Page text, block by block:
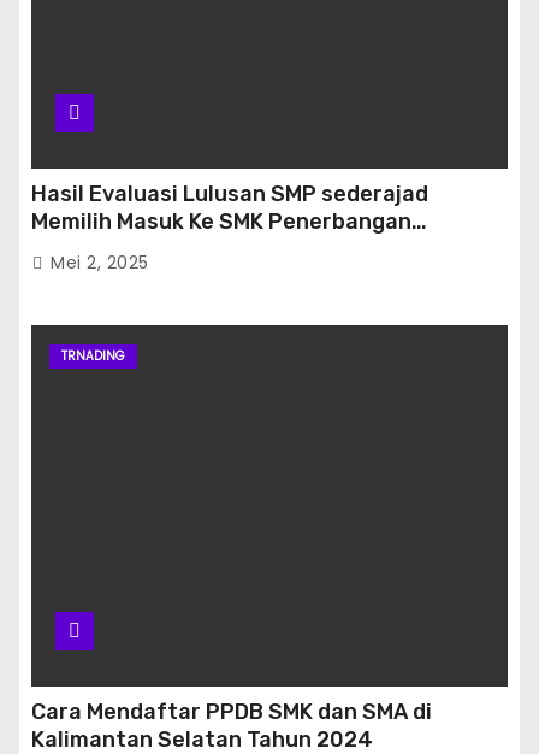
Hasil Evaluasi Lulusan SMP sederajad
Memilih Masuk Ke SMK Penerbangan
Banjarbaru
Mei 2, 2025
TRNADING
Cara Mendaftar PPDB SMK dan SMA di
Kalimantan Selatan Tahun 2024